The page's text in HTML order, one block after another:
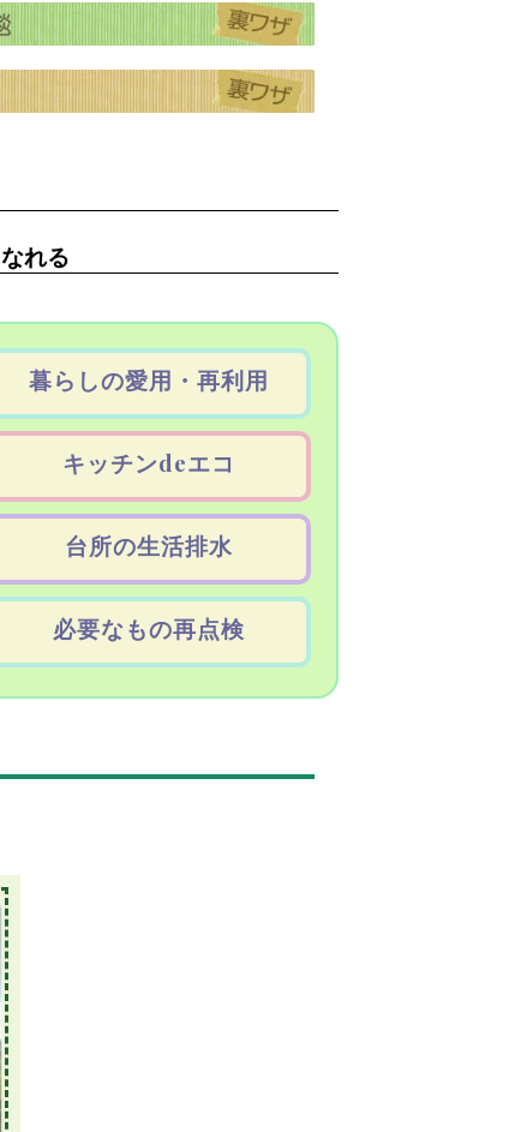
れる
暮らしの愛用・再利用
キッチンdeエコ
台所の生活排水
必要なもの再点検